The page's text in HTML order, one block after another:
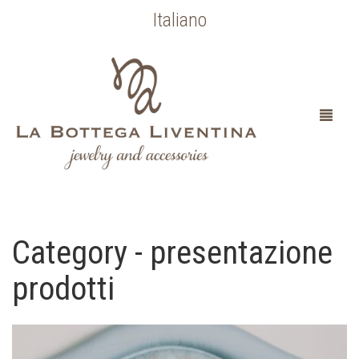
Italiano
HOME
CHI SONO
COLLEZIONE BOTTICELLI
OCCASIONI SPECIALI
Category - presentazione
prodotti